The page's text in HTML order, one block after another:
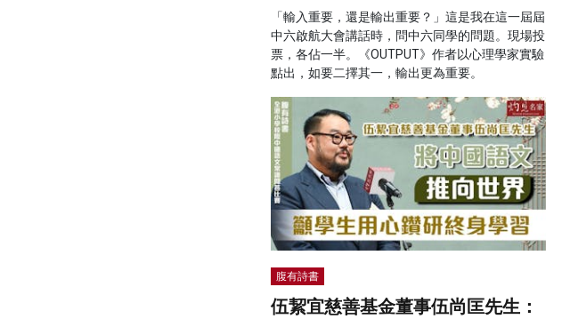
「輸入重要，還是輸出重要？」這是我在這一屆屆
中六啟航大會講話時，問中六同學的問題。現場投
票，各佔一半。《OUTPUT》作者以心理學家實驗
點出，如要二擇其一，輸出更為重要。
腹有詩書
伍絜宜慈善基金董事伍尚匡先生：